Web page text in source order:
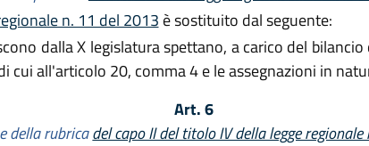
n. 11 del 2013 è sostituito dal seguente:
dalla X legislatura spettano, a carico del
cui all'articolo 20, comma 4 e le assegnazioni in
Art. 6
della rubricadel capo II del titolo IV della legge